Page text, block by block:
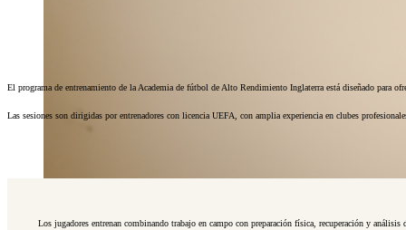
El programa de entrenamiento de la Academia de fútbol de Alto Rendimiento Inglaterra está diseñado
Las sesiones son dirigidas por entrenadores con licencia UEFA, con amplia experiencia en clubes
Los jugadores entrenan combinando trabajo en campo con preparación física, recuperación y análisis